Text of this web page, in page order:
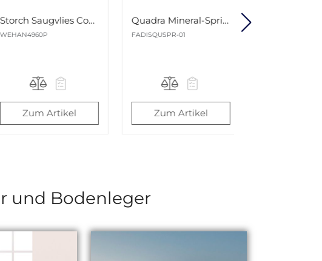
Quadra Mineral-Spritzspachtel 25kg Eimer
FADISQUSPR-01
Zum Artikel
Pufas Pufamur Premium-Spachtel S60 easy 25kg
SKSPAPUS60-02
Zum Artikel
und Bodenleger